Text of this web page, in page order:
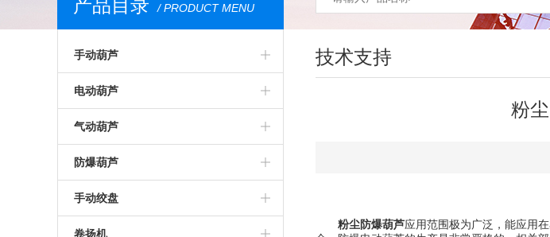
产品目录 / PRODUCT MENU
手动葫芦
进口手扳葫芦
进口手拉葫芦
低净空手拉葫芦
德国手扳葫芦
德国手拉葫芦
电动葫芦
进口电动葫芦
德国电动葫芦
超低净空电动葫芦
ABUS电动葫芦
气动葫芦
化工气动葫芦
JDN
超低净空气动葫芦
防爆葫芦
粉尘防爆葫芦
化工防爆葫芦
手动绞盘
重型手摇绞盘
卷扬机
技术支持
粉
粉尘防爆葫芦应用范围极为广泛，能应用